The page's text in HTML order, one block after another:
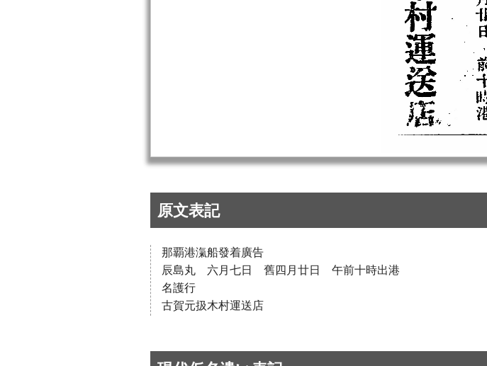
原文表記
那覇港滊船發着廣告
辰島丸 六月七日 舊四月廿日 午前十時出港
名護行
古賀元扱木村運送店